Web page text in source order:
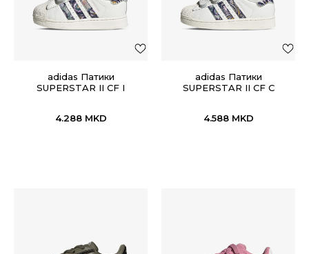
adidas Патики
SUPERSTAR II CF I
4.288 MKD
adidas Патики
SUPERSTAR II CF C
4.588 MKD